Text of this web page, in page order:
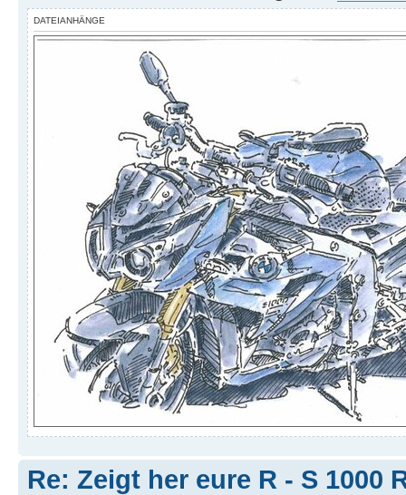
DATEIANHÄNGE
Re: Zeigt her eure R - S 1000